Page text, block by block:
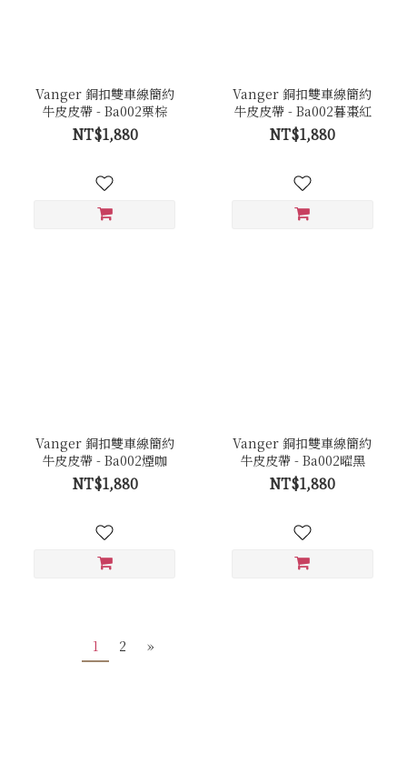
Vanger 銅扣雙車線簡約
牛皮皮帶 - Ba002栗棕
NT$1,880
Vanger 銅扣雙車線簡約
牛皮皮帶 - Ba002暮棗紅
NT$1,880
Vanger 銅扣雙車線簡約
牛皮皮帶 - Ba002煙咖
NT$1,880
Vanger 銅扣雙車線簡約
牛皮皮帶 - Ba002曜黑
NT$1,880
1 2 »